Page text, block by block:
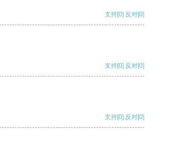
支持[0] 反对[0]
支持[0] 反对[0]
支持[0] 反对[0]